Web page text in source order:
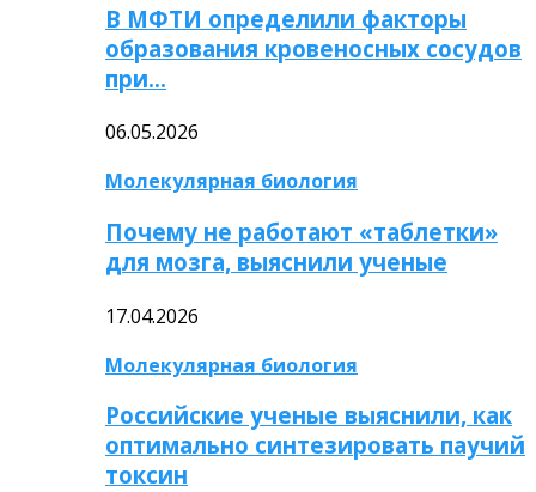
В МФТИ определили факторы
образования кровеносных сосудов
при…
06.05.2026
Молекулярная биология
Почему не работают «таблетки»
для мозга, выяснили ученые
17.04.2026
Молекулярная биология
Российские ученые выяснили, как
оптимально синтезировать паучий
токсин